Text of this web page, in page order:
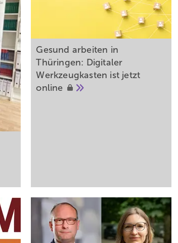
Gesund arbeiten in
Thüringen: Digitaler
Werkzeugkasten ist jetzt
online